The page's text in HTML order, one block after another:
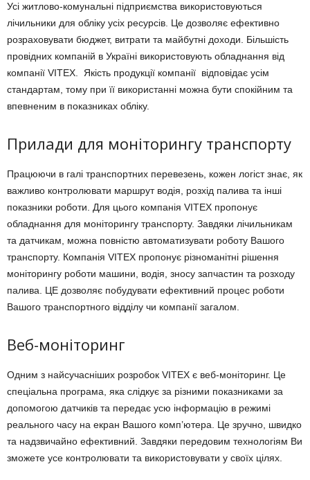
Усі житлово-комунальні підприємства використовуються
лічильники для обліку усіх ресурсів. Це дозволяє ефективно
розраховувати бюджет, витрати та майбутні доходи. Більшість
провідних компаній в Україні використовують обладнання від
компанії VITEX. Якість продукції компанії відповідає усім
стандартам, тому при її використанні можна бути спокійним та
впевненим в показниках обліку.
Прилади для моніторингу транспорту
Працюючи в галі транспортних перевезень, кожен логіст знає, як
важливо контролювати маршрут водія, розхід палива та інші
показники роботи. Для цього компанія VITEX пропонує
обладнання для моніторингу транспорту. Завдяки лічильникам
та датчикам, можна повністю автоматизувати роботу Вашого
транспорту. Компанія VITEX пропонує різноманітні рішення
моніторингу роботи машини, водія, зносу запчастин та розходу
палива. ЦЕ дозволяє побудувати ефективний процес роботи
Вашого транспортного відділу чи компанії загалом.
Веб-моніторинг
Одним з найсучасніших розробок VITEX є веб-моніторинг. Це
спеціальна програма, яка слідкує за різними показниками за
допомогою датчиків та передає усю інформацію в режимі
реального часу на екран Вашого комп’ютера. Це зручно, швидко
та надзвичайно ефективний. Завдяки передовим технологіям Ви
зможете усе контролювати та використовувати у своїх цілях.